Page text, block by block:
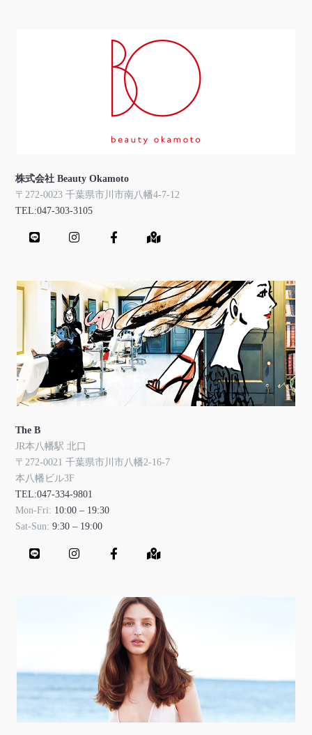
株式会社 Beauty Okamoto
〒272-0023 千葉県市川市南八幡4-7-12
TEL:047-303-3105
The B
JR本八幡駅 北口
〒272-0021 千葉県市川市八幡2-16-7
本八幡ビル3F
TEL:047-334-9801
Mon-Fri: 10:00 – 19:30
Sat-Sun:9:30 – 19:00